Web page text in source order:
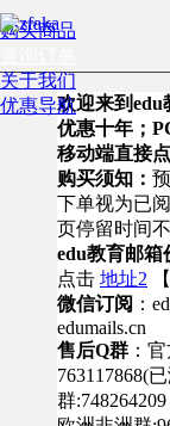
购买商品
关于我们
优惠导航欢迎来到edu
优惠十年；
移动端直接点
购买须知：
下单视为已
页停留时间
edu教育邮箱
点击 地址2
微信订阅 ：
edumails.cn
售后Q群 ：
763117868(
群